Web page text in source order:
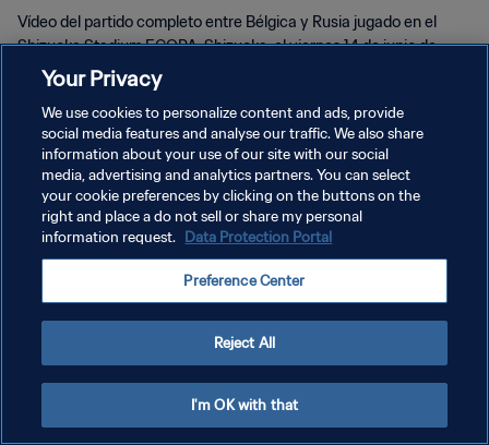
Vídeo del partido completo entre Bélgica y Rusia jugado en el
Shizuoka Stadium ECOPA, Shizuoka, el viernes 14 de junio de
2002.
POLÍTICA DE PRIVACIDAD
TÉRMINOS DE SERVICIO
AJUSTAR LA CONFIGURACIÓN DE LAS COOKIES
Your Privacy
We use cookies to personalize content and ads, provide
social media features and analyse our traffic. We also share
information about your use of our site with our social
media, advertising and analytics partners. You can select
your cookie preferences by clicking on the buttons on the
right and place a do not sell or share my personal
information request. Data Protection Portal
Preference Center
Reject All
I'm OK with that